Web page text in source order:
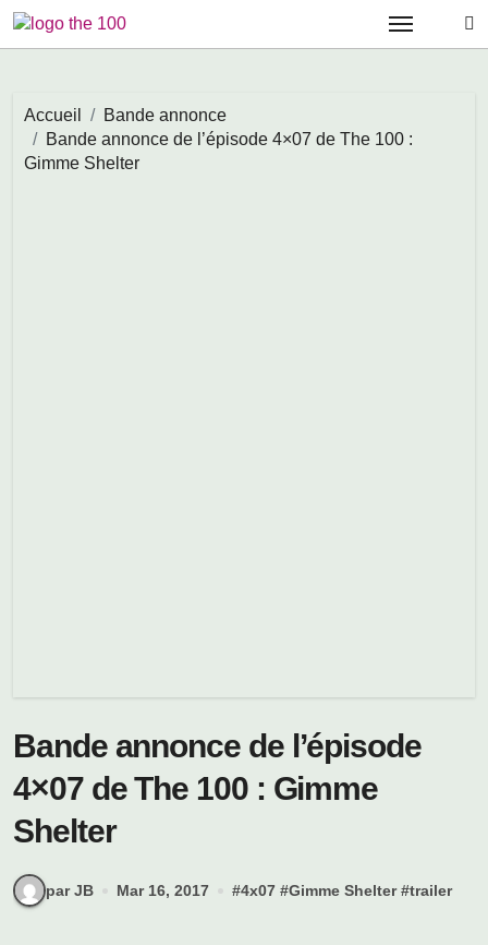
Passer
au
Accueil
Bande annonce
Bande annonce de l’épisode 4×07 de The 100 :
Gimme Shelter
Bande annonce de l’épisode
4×07 de The 100 : Gimme
Shelter
par JB Mar 16, 2017 #4x07 #Gimme Shelter #trailer